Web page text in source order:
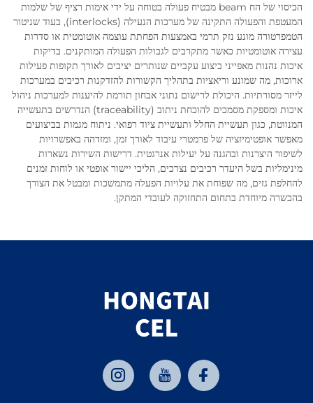
הכיסוי של הח beam מבטיח פעולה בטוחה על ידי אימות רציף של שלמות
המעטפת והפעולה התקינה של מערכות הנעילה (interlocks), בעוד שניטור
הטמפרטורה מונע נזק תרמי באמצעות הפחתת עוצמה אוטומטית או סדרות
עצירה אוטומטיות כאשר מתקרבים לגבולות הפעולה המותקנים. בדיקות
איכות נהנות מאפייני ביצוע עקביים שנותרים יציבים לאורך תקופות פעילות
ארוכות, מה שמונע וריאציות בתהליך הקשורות להזדקנות רכיבים במערכות
לייזר מסורתיות. היכולת לרישום נתוני אבחון תורמת להיענות למערכות ניהול
איכות ומספקת מסמכים להוכחת ניתוב (traceability) הנדרשים בתעשייה
המנווטת, כגון תעשיית החלל ותעשיית ציוד רפואי. ניתוח מגמות בביצועים
מאפשר אופטימיזציה של פרמטרי עיבוד לאורך זמן, ומזדהה באפשרויות
לשיפור היצרנות ובהגנה על יעילות אנרגטית. דרישות השירות נשארות
מינימליות בשל היעדר רכיבים נצרכים, הליכי יישור אופטי או לוחות זמנים
להחלפת גזים, מה שפוחת את עלויות הפעלה מתמשכות ומבטל את הצורך
בהכשרה מיוחדת בתחום התחזוקה לעובדי המתקן.